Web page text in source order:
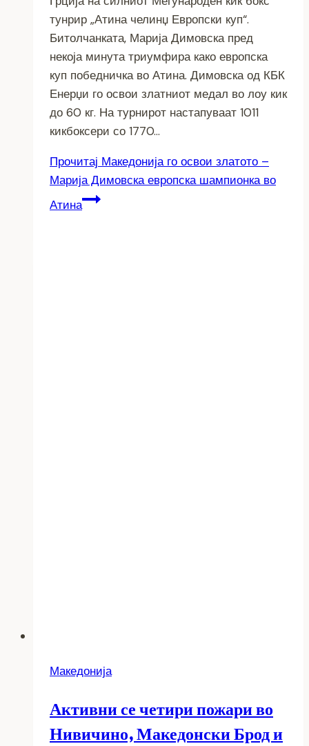
тунрир „Атина челинџ Европски куп“.
Битолчанката, Марија Димовска пред
некоја минута триумфира како европска
куп победничка во Атина. Димовска од КБК
Енерџи го освои златниот медал во лоу кик
до 60 кг. На турнирот настапуваат 1011
кикбоксери со 1770…
Прочитај Македонија го освои златото –
Марија Димовска европска шампионка во
Атина
Македонија
Активни се четири пожари во
Нивичино, Македонски Брод и